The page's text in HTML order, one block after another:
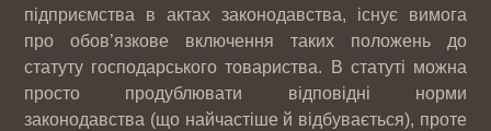
підприємства в актах законодавства, існує вимога
про обов’язкове включення таких положень до
статуту господарського товариства. В статуті можна
просто продублювати відповідні норми
законодавства (що найчастіше й відбувається), проте